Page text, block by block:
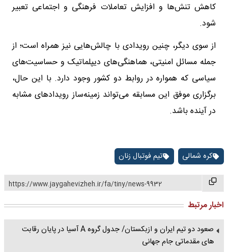
کاهش تنش‌ها و افزایش تعاملات فرهنگی و اجتماعی تعبیر
شود.
از سوی دیگر، چنین رویدادی با چالش‌هایی نیز همراه است؛ از
جمله مسائل امنیتی، هماهنگی‌های دیپلماتیک و حساسیت‌های
سیاسی که همواره در روابط دو کشور وجود دارد. با این حال،
برگزاری موفق این مسابقه می‌تواند زمینه‌ساز رویدادهای مشابه
در آینده باشد.
کره شمالی تیم فوتبال زنان
https://www.jaygahevizheh.ir/fa/tiny/news-9932
اخبار مرتبط
صعود دو تیم ایران و ازبکستان/ جدول گروه A آسیا در پایان رقابت
های مقدماتی جام جهانی